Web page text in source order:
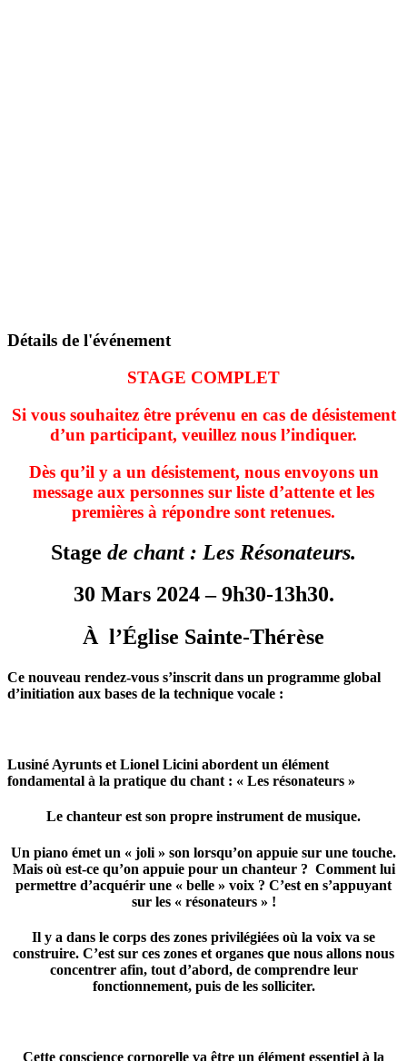
Détails de l'événement
STAGE COMPLET
Si vous souhaitez être prévenu en cas de désistement
d’un participant, veuillez nous l’indiquer.
Dès qu’il y a un désistement, nous envoyons un
message aux personnes sur liste d’attente et les
premières à répondre sont retenues.
Stage de chant : Les Résonateurs.
30 Mars 2024 –9h30-13h30.
À l’Église Sainte-Thérèse
Ce nouveau rendez-vous s’inscrit dans un programme global
d’initiation aux bases de la technique vocale :
Lusiné Ayrunts et Lionel Licini abordent un élément
fondamental à la pratique du chant : « Les résonateurs »
Le chanteur est son propre instrument de musique.
Un piano émet un « joli » son lorsqu’on appuie sur une touche.
Mais où est-ce qu’on appuie pour un chanteur ? Comment lui
permettre d’acquérir une « belle » voix ? C’est en s’appuyant
sur les « résonateurs » !
Il y a dans le corps des zones privilégiées où la voix va se
construire. C’est sur ces zones et organes que nous allons nous
concentrer afin, tout d’abord, de comprendre leur
fonctionnement, puis de les solliciter.
Cette conscience corporelle va être un élément essentiel à la